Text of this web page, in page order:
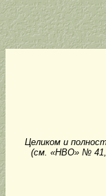
Целиком и
(см. «НВО» № 41,